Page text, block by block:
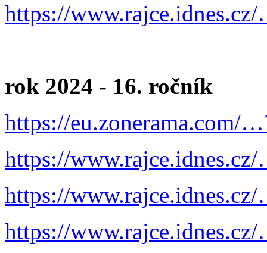
https://
rok 2024 - 16. ročník
https://eu.zonerama.com/
https://
https://
https://